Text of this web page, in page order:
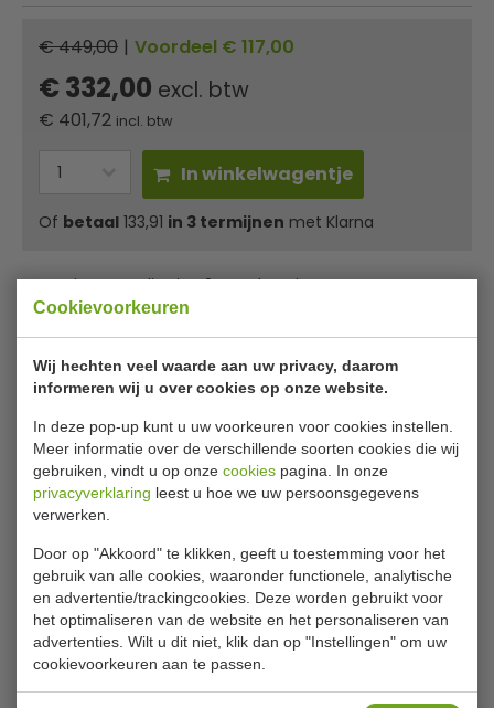
Cookievoorkeuren
Wij hechten veel waarde aan uw privacy, daarom
informeren wij u over cookies op onze website.
In deze pop-up kunt u uw voorkeuren voor cookies instellen.
Meer informatie over de verschillende soorten cookies die wij
gebruiken, vindt u op onze cookies pagina. In onze
privacyverklaring leest u hoe we uw persoonsgegevens
verwerken.
Door op "Akkoord" te klikken, geeft u toestemming voor het
gebruik van alle cookies, waaronder functionele, analytische
en advertentie/trackingcookies. Deze worden gebruikt voor
het optimaliseren van de website en het personaliseren van
advertenties. Wilt u dit niet, klik dan op "Instellingen" om uw
cookievoorkeuren aan te passen.
€ 449,00 | Voordeel € 117,00
€ 332,00 excl. btw
€ 401,72 incl. btw
In winkelwagentje
Of betaal 133,91 in 3 termijnen met Klarna
✔ Gratis verzending* ✔ 24 uur levering ✔ Laagste
prijsgarantie
Barkoeling met glasdeur 115 liter
Glasdeur barkoeling van Combisteel zeer mooi afgewerkt
met vol-glas deur, buiten en binnenkant zwart. Samen
met de LED binnenverlichting heeft deze barkoeling een
zeer luxe en moderne uitstraling, een echte blikvanger in
uw interieur.
Geschikt voor 161 blikjes Ã 330 ml
Deur is omkeerbaar
Statische koeling
Automatisch ontdooien
3 roosters
Lees meer
Bijlages